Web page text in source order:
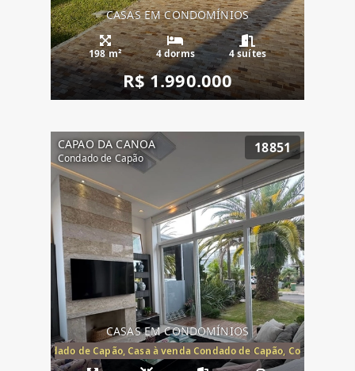
CASAS EM CONDOMÍNIOS
198 m² 4 dorms 4 suítes
R$ 1.990.000
CAPAO DA CANOA
Condado de Capão
18851
CASAS EM CONDOMÍNIOS
Condado de Capão, Casa à venda Condado de Capão, Condomínio